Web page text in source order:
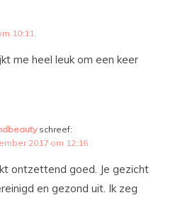
10:11
me heel leuk om een keer
schreef:
2017 om 12:16
ontzettend goed. Je gezicht
en gezond uit. Ik zeg